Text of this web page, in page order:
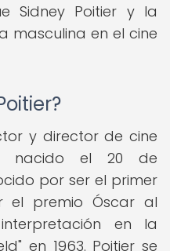
Sidney Poitier y la
masculina en el cine
y director de cine
nacido el 20 de
por ser el primer
el premio Óscar al
en la
en 1963. Poitier se